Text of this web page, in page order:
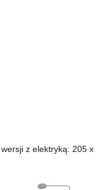
z elektryką: 205 x